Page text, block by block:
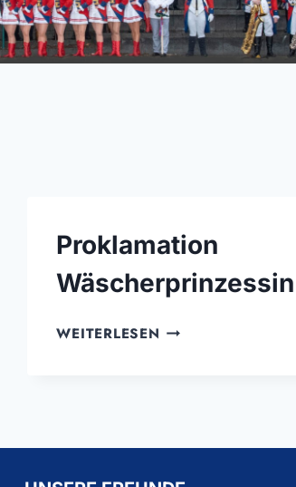
Proklamation
Wäscherprinzessin
WEITERLESEN PROKLAMATION